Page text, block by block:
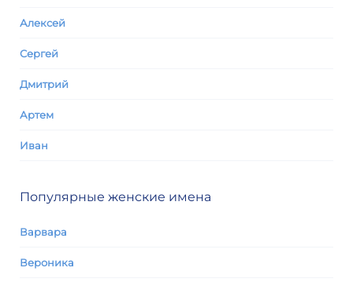
Алексей
Сергей
Дмитрий
Артем
Иван
Популярные женские имена
Варвара
Вероника